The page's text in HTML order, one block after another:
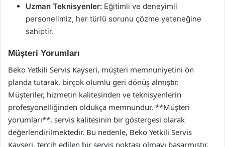
Uzman Teknisyenler: Eğitimli ve deneyimli
personelimiz, her türlü sorunu çözme yeteneğine
sahiptir.
Müşteri Yorumları
Beko Yetkili Servis Kayseri, müşteri memnuniyetini ön
planda tutarak, birçok olumlu geri dönüş almıştır.
Müşteriler, hizmetin kalitesinden ve teknisyenlerin
profesyonelliğinden oldukça memnundur. **Müşteri
yorumları**, servis kalitesinin bir göstergesi olarak
değerlendirilmektedir. Bu nedenle, Beko Yetkili Servis
Kayseri, tercih edilen bir servis noktası olmayı başarmıştır.